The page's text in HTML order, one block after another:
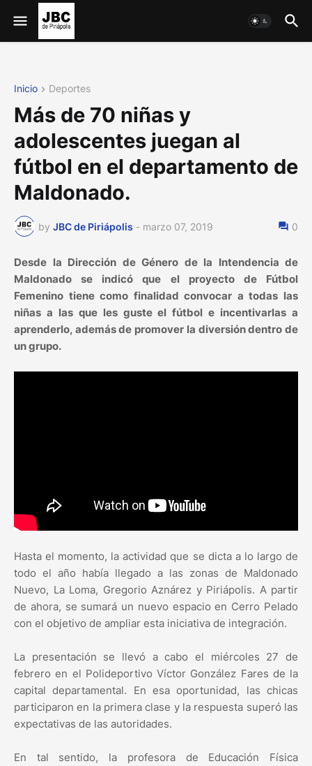
Inicio Deportes
Más de 70 niñas y
adolescentes juegan al
fútbol en el departamento de
Maldonado.
by JBC de Piriápolis - marzo 07, 2019 0
Desde la Dirección de Género de la Intendencia de
Maldonado se indicó que el proyecto de Fútbol
Femenino tiene como finalidad convocar a todas las
niñas a las que les guste el fútbol e incentivarlas a
aprenderlo, además de promover la diversión dentro de
un grupo.
Hasta el momento, la actividad que se dicta a lo largo de
todo el año había llegado a las zonas de Maldonado
Nuevo, La Loma, Gregorio Aznárez y Piriápolis. A partir
de ahora, se sumará un nuevo espacio en Cerro Pelado
con el objetivo de ampliar esta iniciativa de integración.
La presentación se llevó a cabo el miércoles 27 de
febrero en el Polideportivo Víctor González Fares de la
capital departamental. En esa oportunidad, las chicas
participaron en la primera clase y la respuesta superó las
expectativas de las autoridades.
En tal sentido, la profesora de Educación Física